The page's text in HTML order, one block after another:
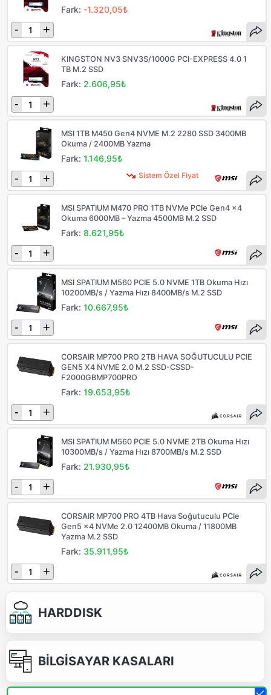
Fark: -1.320,05₺
- +
KINGSTON NV3 SNV3S/1000G PCI-EXPRESS 4.0 1
TB M.2 SSD
Fark: 2.606,95₺
- +
Sistem Özel Fiyat
MSI 1TB M450 Gen4 NVME M.2 2280 SSD 3400MB
Okuma / 2400MB Yazma
Fark:1.146,95₺
- +
MSI SPATIUM M470 PRO 1TB NVMe PCIe Gen4 x4
Okuma 6000MB – Yazma 4500MB M.2 SSD
Fark:8.621,95₺
- +
MSI SPATIUM M560 PCIE 5.0 NVME 1TB Okuma Hızı
10200MB/s / Yazma Hızı 8400MB/s M.2 SSD
Fark:10.667,95₺
- +
CORSAIR MP700 PRO 2TB HAVA SOĞUTUCULU PCIE
GEN5 X4 NVME 2.0 M.2 SSD-CSSD-
F2000GBMP700PRO
Fark:19.653,95₺
- +
MSI SPATIUM M560 PCIE 5.0 NVME 2TB Okuma Hızı
10300MB/s / Yazma Hızı 8700MB/s M.2 SSD
Fark: 21.930,95₺
- +
CORSAIR MP700 PRO 4TB Hava Soğutuculu PCIe
Gen5 x4 NVMe 2.0 12400MB Okuma / 11800MB
Yazma M.2 SSD
Fark: 35.911,95₺
- +
HARDDISK
BİLGİSAYAR KASALARI